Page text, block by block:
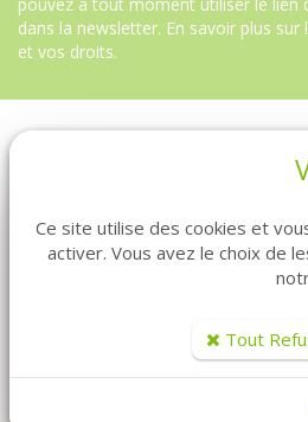
dans la newsletter. En savoir plus
et vos droits.
Vous êtes professionnel ? Vous êtes
bon endroit. Fabre Graines vous
ligne pour vous les professionnels.
Ce site utilise des cookies et
activer. Vous avez le choix de
Tout